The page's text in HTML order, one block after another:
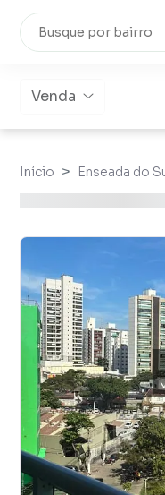
Venda
Início Enseada do